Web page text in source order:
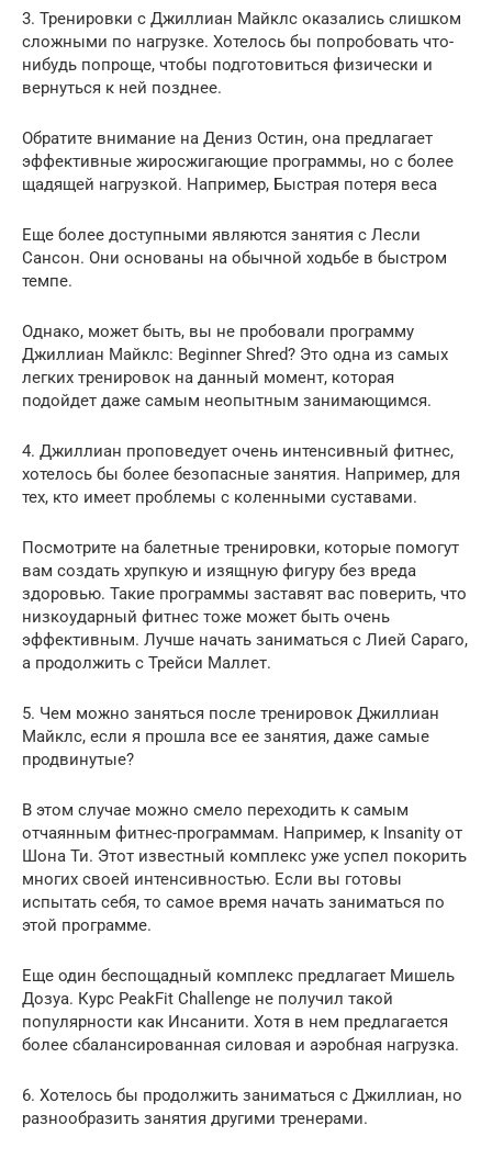
3. Тренировки с Джиллиан Майклс оказались слишком
сложными по нагрузке. Хотелось бы попробовать что-
нибудь попроще, чтобы подготовиться физически и
вернуться к ней позднее.
Обратите внимание на Дениз Остин, она предлагает
эффективные жиросжигающие программы, но с более
щадящей нагрузкой. Например, Быстрая потеря веса
Еще более доступными являются занятия с Лесли
Сансон. Они основаны на обычной ходьбе в быстром
темпе.
Однако, может быть, вы не пробовали программу
Джиллиан Майклс: Beginner Shred? Это одна из самых
легких тренировок на данный момент, которая
подойдет даже самым неопытным занимающимся.
4. Джиллиан проповедует очень интенсивный фитнес,
хотелось бы более безопасные занятия. Например, для
тех, кто имеет проблемы с коленными суставами.
Посмотрите на балетные тренировки, которые помогут
вам создать хрупкую и изящную фигуру без вреда
здоровью. Такие программы заставят вас поверить, что
низкоударный фитнес тоже может быть очень
эффективным. Лучше начать заниматься с Лией Сараго,
а продолжить с Трейси Маллет.
5. Чем можно заняться после тренировок Джиллиан
Майклс, если я прошла все ее занятия, даже самые
продвинутые?
В этом случае можно смело переходить к самым
отчаянным фитнес-программам. Например, к Insanity от
Шона Ти. Этот известный комплекс уже успел покорить
многих своей интенсивностью. Если вы готовы
испытать себя, то самое время начать заниматься по
этой программе.
Еще один беспощадный комплекс предлагает Мишель
Дозуа. Курс PeakFit Challenge не получил такой
популярности как Инсанити. Хотя в нем предлагается
более сбалансированная силовая и аэробная нагрузка.
6. Хотелось бы продолжить заниматься с Джиллиан, но
разнообразить занятия другими тренерами.